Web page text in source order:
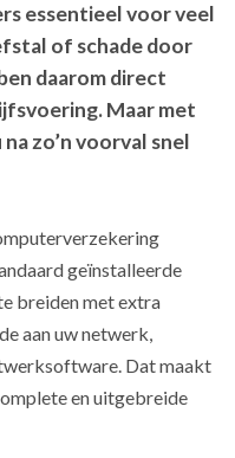
essentieel voor veel
of schade door
daarom direct
Maar met
zo’n voorval snel
geïnstalleerde
breiden met extra
aan uw netwerk,
Dat maakt
en uitgebreide